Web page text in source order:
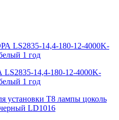
LS2835-14,4-180-12-4000K-
1 год